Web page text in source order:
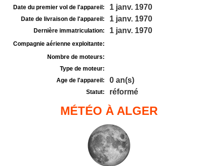
Date du premier vol de l'appareil: 1 janv. 1970
Date de livraison de l'appareil: 1 janv. 1970
Dernière immatriculation: 1 janv. 1970
Compagnie aérienne exploitante:
Nombre de moteurs:
Type de moteur:
Age de l'appareil:
0 an(s)
Statut: réformé
MÉTÉO À ALGER